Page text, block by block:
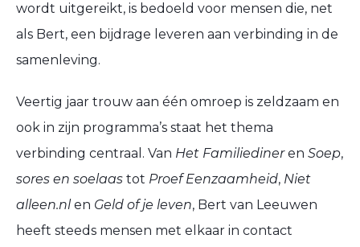
wordt uitgereikt, is bedoeld voor mensen die, net
als Bert, een bijdrage leveren aan verbinding in de
samenleving.
Veertig jaar trouw aan één omroep is zeldzaam en
ook in zijn programma’s staat het thema
verbinding centraal. Van Het Familiedineren Soep,
sores en soelaas tot Proef Eenzaamheid, Niet
alleen.nlen Geld of je leven, Bert van Leeuwen
heeft steeds mensen met elkaar in contact